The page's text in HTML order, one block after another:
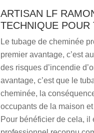
ARTISAN LF
TECHNIQUE POUR
Le tubage de cheminée
premier avantage, c’est
des risques d’incendie
avantage, c’est que le
cheminée, la
occupants de la maison
Pour bénéficier de cela, il